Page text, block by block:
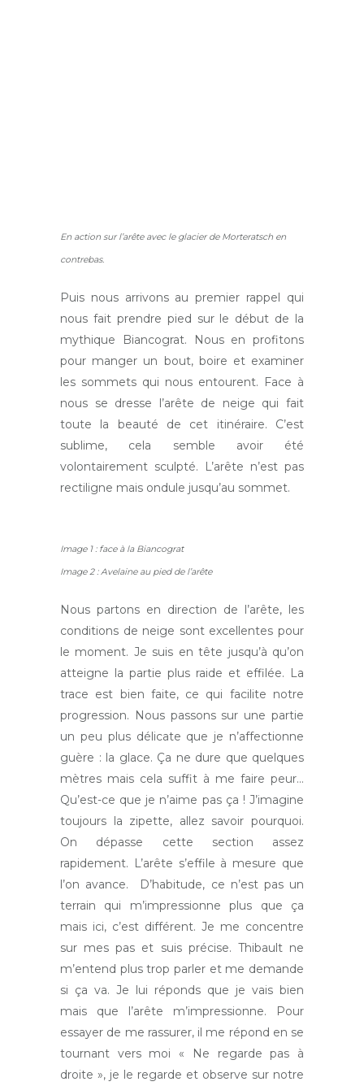
En action sur l’arête avec le glacier de Morteratsch en
contrebas.
Puis nous arrivons au premier rappel qui
nous fait prendre pied sur le début de la
mythique Biancograt. Nous en profitons
pour manger un bout, boire et examiner
les sommets qui nous entourent. Face à
nous se dresse l’arête de neige qui fait
toute la beauté de cet itinéraire. C’est
sublime, cela semble avoir été
volontairement sculpté. L’arête n’est pas
rectiligne mais ondule jusqu’au sommet.
Image 1 : face à la Biancograt
Image 2 : Avelaine au pied de l’arête
Nous partons en direction de l’arête, les
conditions de neige sont excellentes pour
le moment. Je suis en tête jusqu’à qu’on
atteigne la partie plus raide et effilée. La
trace est bien faite, ce qui facilite notre
progression. Nous passons sur une partie
un peu plus délicate que je n’affectionne
guère : la glace. Ça ne dure que quelques
mètres mais cela suffit à me faire peur…
Qu’est-ce que je n’aime pas ça ! J’imagine
toujours la zipette, allez savoir pourquoi.
On dépasse cette section assez
rapidement. L’arête s’effile à mesure que
l’on avance. D’habitude, ce n’est pas un
terrain qui m’impressionne plus que ça
mais ici, c’est différent. Je me concentre
sur mes pas et suis précise. Thibault ne
m’entend plus trop parler et me demande
si ça va. Je lui réponds que je vais bien
mais que l’arête m’impressionne. Pour
essayer de me rassurer, il me répond en se
tournant vers moi « Ne regarde pas à
droite », je le regarde et observe sur notre